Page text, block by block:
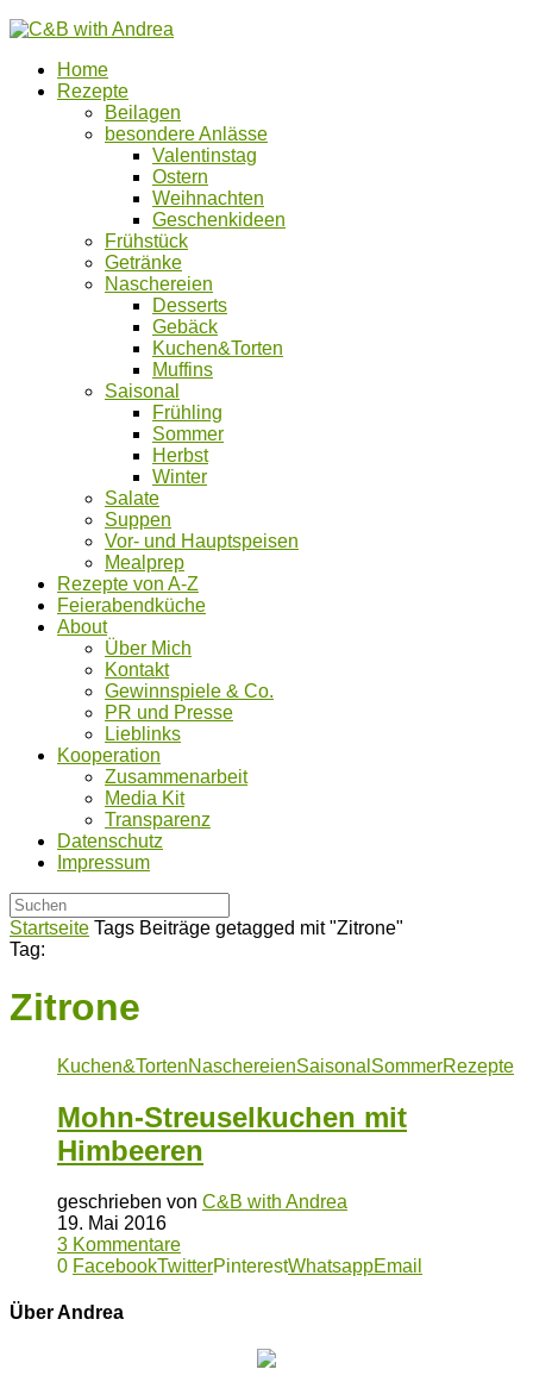
Home
Rezepte
Beilagen
besondere Anlässe
Valentinstag
Ostern
Weihnachten
Geschenkideen
Frühstück
Getränke
Naschereien
Desserts
Gebäck
Kuchen&Torten
Muffins
Saisonal
Frühling
Sommer
Herbst
Winter
Salate
Suppen
Vor- und Hauptspeisen
Mealprep
Rezepte von A-Z
Feierabendküche
About
Über Mich
Kontakt
Gewinnspiele & Co.
PR und Presse
Lieblinks
Kooperation
Zusammenarbeit
Media Kit
Transparenz
Datenschutz
Impressum
Startseite Tags Beiträge getagged mit "Zitrone"
Tag:
Zitrone
Kuchen&TortenNaschereienSaisonal SommerRezepte
Mohn-Streuselkuchen mit
Himbeeren
geschrieben von C&B with Andrea
19. Mai 2016
3 Kommentare
0 FacebookTwitterPinterestWhatsappEmail
Über Andrea